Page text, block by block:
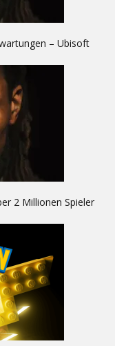
– Ubisoft
2 Millionen Spieler